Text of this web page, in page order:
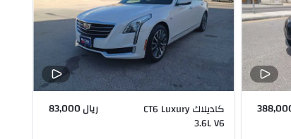
كاديلاك CT6 Luxury
3.6L V6
ريال 83,000